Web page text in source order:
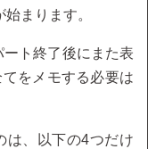
まります。
ト終了後にまた表
をメモする必要は
は、以下の4つだけ